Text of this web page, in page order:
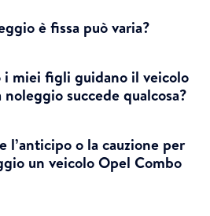
è fissa può varia?
i miei figli guidano il veicolo
succede qualcosa?
l’anticipo o la cauzione per
un veicolo Opel Combo